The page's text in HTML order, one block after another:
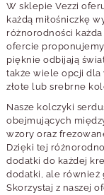
W sklepie Vezzi
każdą miłośniczkę
różnorodności
ofercie
pięknie odbijają
także wiele opcji
złote lub srebrne
Nasze kolczyki
obejmujących
wzory oraz
Dzięki tej
dodatki do każdej
dodatki, ale również
Skorzystaj z naszej